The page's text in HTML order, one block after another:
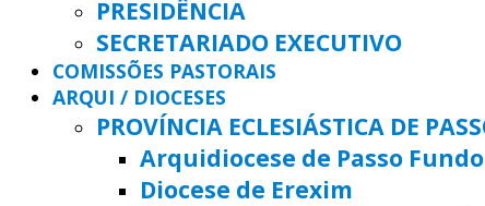
PRESIDÊNCIA
SECRETARIADO EXECUTIVO
COMISSÕES PASTORAIS
ARQUI / DIOCESES
PROVÍNCIA ECLESIÁSTICA DE
Arquidiocese de Passo Fundo
Diocese de Erexim